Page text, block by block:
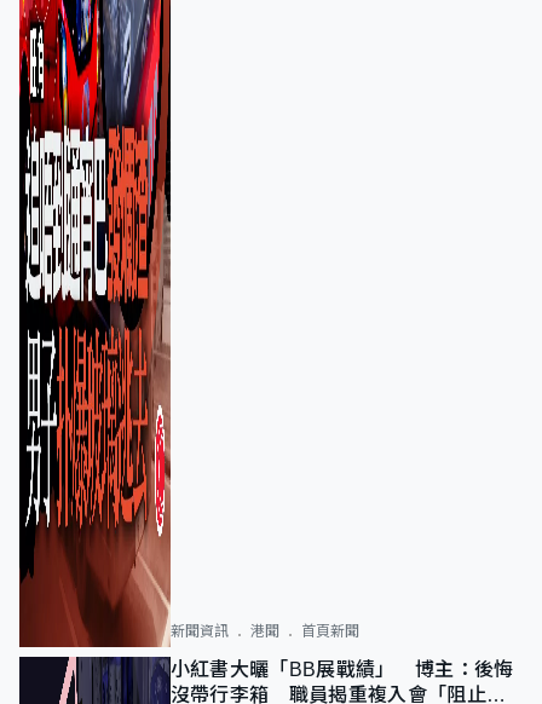
新聞資訊 港聞 首頁新聞
小紅書大曬「BB展戰績」 博主：後悔
沒帶行李箱 職員揭重複入會「阻止唔